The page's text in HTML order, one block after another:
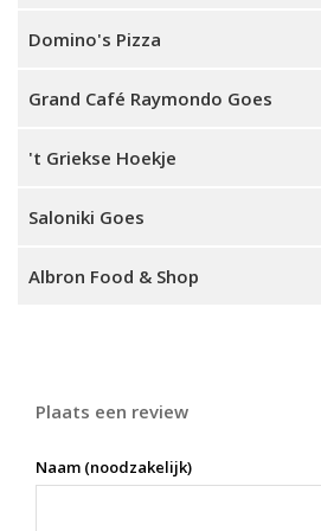
Domino's Pizza
Grand Café Raymondo Goes
't Griekse Hoekje
Saloniki Goes
Albron Food & Shop
Plaats een review
Naam (noodzakelijk)